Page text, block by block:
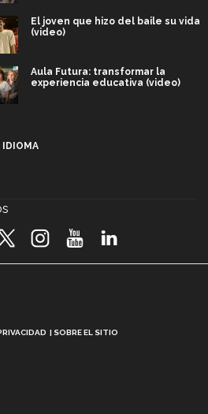
El joven que hizo del baile su vida
(video)
Aula Futura: transformar la
experiencia educativa (video)
robótica FIRST 2026! (video)
Tec? (video)
IDIOMA
SOBRE EL SITIO